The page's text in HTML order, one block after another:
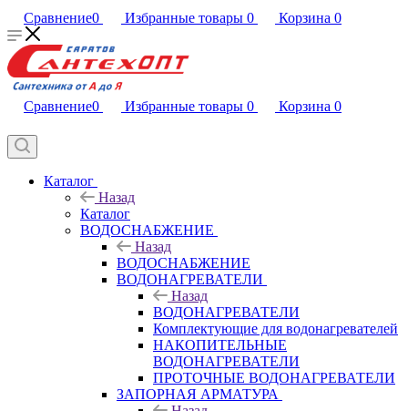
Сравнение0 Избранные товары 0 Корзина 0
Сравнение0 Избранные товары 0 Корзина 0
Каталог
Назад
Каталог
ВОДОСНАБЖЕНИЕ
Назад
ВОДОСНАБЖЕНИЕ
ВОДОНАГРЕВАТЕЛИ
Назад
ВОДОНАГРЕВАТЕЛИ
Комплектующие для водонагревателей
НАКОПИТЕЛЬНЫЕ
ВОДОНАГРЕВАТЕЛИ
ПРОТОЧНЫЕ ВОДОНАГРЕВАТЕЛИ
ЗАПОРНАЯ АРМАТУРА